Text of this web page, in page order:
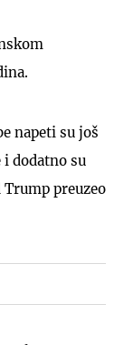
napeti su još
i dodatno su
preuzeo